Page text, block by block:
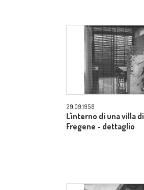
29.09.1958
L'interno di una villa di
Fregene - dettaglio